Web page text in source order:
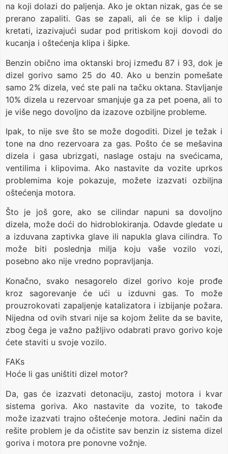
na koji dolazi do paljenja. Ako je oktan nizak, gas će se
prerano zapaliti. Gas se zapali, ali će se klip i dalje
kretati, izazivajući sudar pod pritiskom koji dovodi do
kucanja i oštećenja klipa i šipke.
Benzin obično ima oktanski broj između 87 i 93, dok je
dizel gorivo samo 25 do 40. Ako u benzin pomešate
samo 2% dizela, već ste pali na tačku oktana. Stavljanje
10% dizela u rezervoar smanjuje ga za pet poena, ali to
je više nego dovoljno da izazove ozbiljne probleme.
Ipak, to nije sve što se može dogoditi. Dizel je težak i
tone na dno rezervoara za gas. Pošto će se mešavina
dizela i gasa ubrizgati, naslage ostaju na svećicama,
ventilima i klipovima. Ako nastavite da vozite uprkos
problemima koje pokazuje, možete izazvati ozbiljna
oštećenja motora.
Što je još gore, ako se cilindar napuni sa dovoljno
dizela, može doći do hidroblokiranja. Odavde gledate u
a izduvana zaptivka glave ili napukla glava cilindra. To
može biti poslednja milja koju vaše vozilo vozi,
posebno ako nije vredno popravljanja.
Konačno, svako nesagorelo dizel gorivo koje prođe
kroz sagorevanje će ući u izduvni gas. To može
prouzrokovati zapaljenje katalizatora i izbijanje požara.
Nijedna od ovih stvari nije sa kojom želite da se bavite,
zbog čega je važno pažljivo odabrati pravo gorivo koje
ćete staviti u svoje vozilo.
FAKs
Hoće li gas uništiti dizel motor?
Da, gas će izazvati detonaciju, zastoj motora i kvar
sistema goriva. Ako nastavite da vozite, to takođe
može izazvati trajno oštećenje motora. Jedini način da
rešite problem je da očistite sav benzin iz sistema dizel
goriva i motora pre ponovne vožnje.